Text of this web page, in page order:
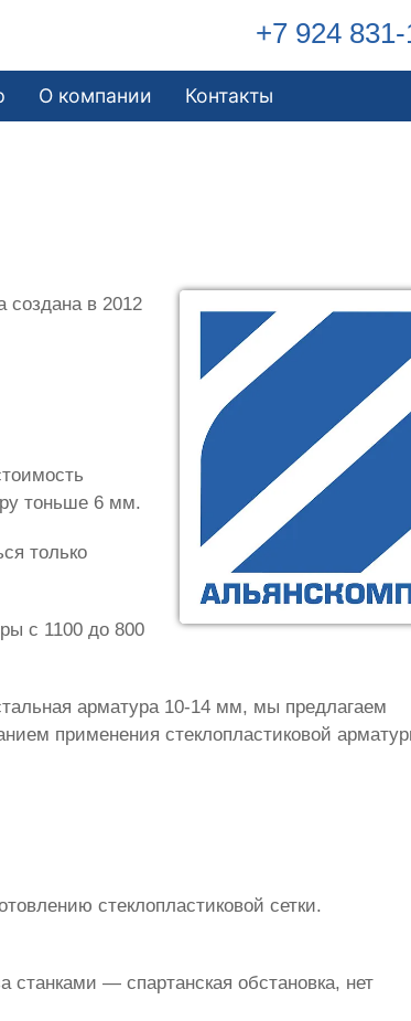
+7 924
О компании Контакты
создана в 2012
тоньше 6 мм.
только
с 1100 до 800
арматура 10-14 мм, мы предлагаем
применения стеклопластиковой
стеклопластиковой сетки.
станками — спартанская обстановка, нет